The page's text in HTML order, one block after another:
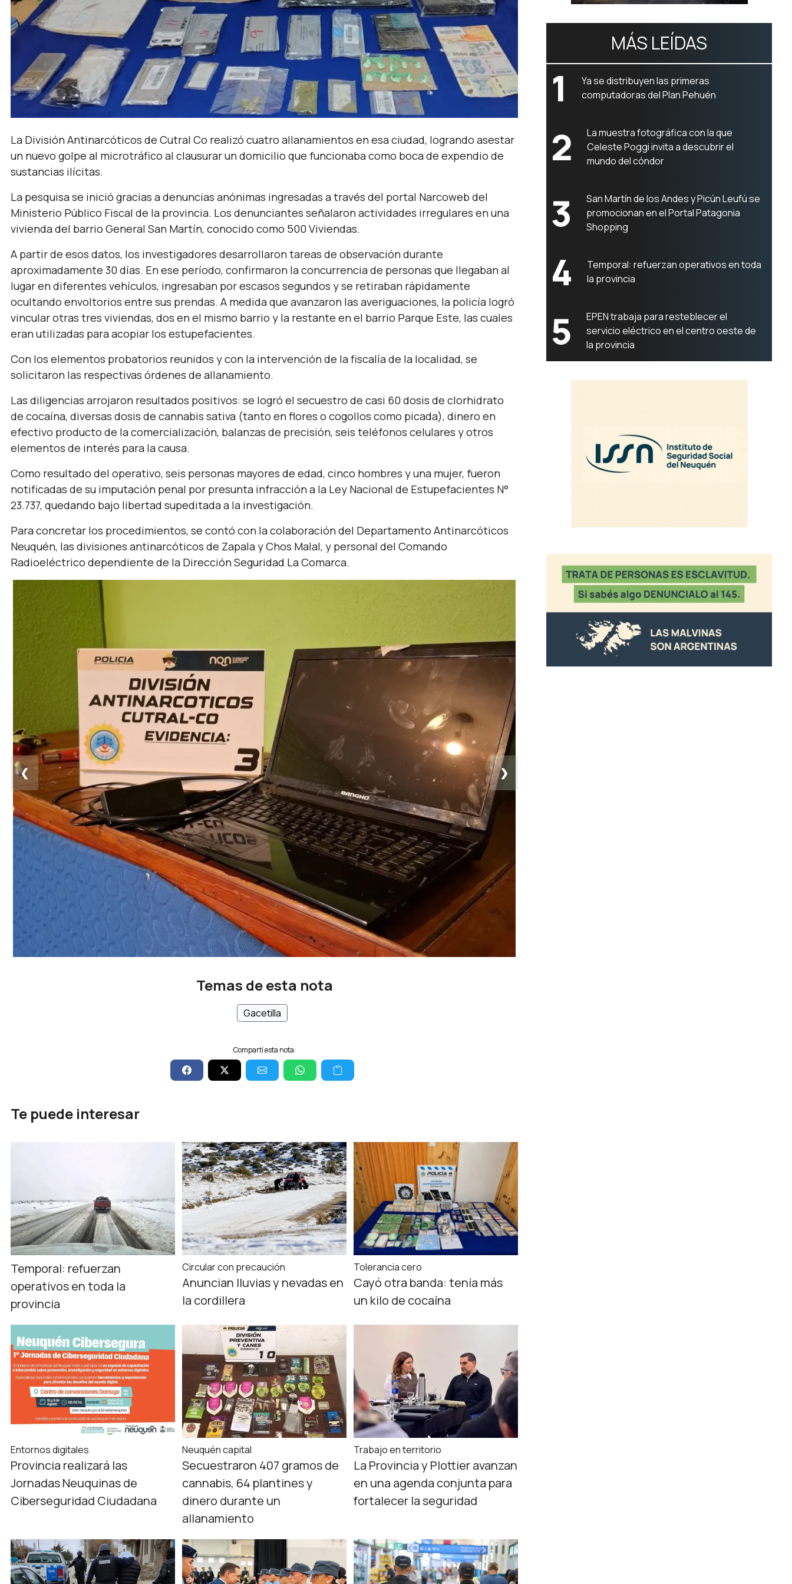
La División Antinarcóticos de Cutral Co realizó cuatro allanamientos en esa ciudad, logrando asestar
un nuevo golpe al microtráfico al clausurar un domicilio que funcionaba como boca de expendio de
sustancias ilícitas.
La pesquisa se inició gracias a denuncias anónimas ingresadas a través del portal Narcoweb del
Ministerio Público Fiscal de la provincia. Los denunciantes señalaron actividades irregulares en una
vivienda del barrio General San Martín, conocido como 500 Viviendas.
A partir de esos datos, los investigadores desarrollaron tareas de observación durante
aproximadamente 30 días. En ese período, confirmaron la concurrencia de personas que llegaban al
lugar en diferentes vehículos, ingresaban por escasos segundos y se retiraban rápidamente
ocultando envoltorios entre sus prendas. A medida que avanzaron las averiguaciones, la policía logró
vincular otras tres viviendas, dos en el mismo barrio y la restante en el barrio Parque Este, las cuales
eran utilizadas para acopiar los estupefacientes.
Con los elementos probatorios reunidos y con la intervención de la fiscalía de la localidad, se
solicitaron las respectivas órdenes de allanamiento.
Las diligencias arrojaron resultados positivos: se logró el secuestro de casi 60 dosis de clorhidrato
de cocaína, diversas dosis de cannabis sativa (tanto en flores o cogollos como picada), dinero en
efectivo producto de la comercialización, balanzas de precisión, seis teléfonos celulares y otros
elementos de interés para la causa.
Como resultado del operativo, seis personas mayores de edad, cinco hombres y una mujer, fueron
notificadas de su imputación penal por presunta infracción a la Ley Nacional de Estupefacientes N°
23.737, quedando bajo libertad supeditada a la investigación.
Para concretar los procedimientos, se contó con la colaboración del Departamento Antinarcóticos
Neuquén, las divisiones antinarcóticos de Zapala y Chos Malal, y personal del Comando
Radioeléctrico dependiente de la Dirección Seguridad La Comarca.
❮ ❯
Temas de esta nota
Gacetilla
Compartí esta nota:
Te puede interesar
Temporal: refuerzan
operativos en toda la
provincia
Circular con precaución
Anuncian lluvias y nevadas en
la cordillera
Tolerancia cero
Cayó otra banda: tenía más
un kilo de cocaína
Entornos digitales
Provincia realizará las
Jornadas Neuquinas de
Ciberseguridad Ciudadana
Neuquén capital
Secuestraron 407 gramos de
cannabis, 64 plantines y
dinero durante un
allanamiento
Trabajo en territorio
La Provincia y Plottier avanzan
en una agenda conjunta para
fortalecer la seguridad
MÁS LEÍDAS
1
Ya se distribuyen las primeras
computadoras del Plan Pehuén
2
La muestra fotográfica con la que
Celeste Poggi invita a descubrir el
mundo del cóndor
3
San Martín de los Andes y Picún Leufú se
promocionan en el Portal Patagonia
Shopping
4
Temporal: refuerzan operativos en toda
la provincia
5
EPEN trabaja para resteblecer el
servicio eléctrico en el centro oeste de
la provincia